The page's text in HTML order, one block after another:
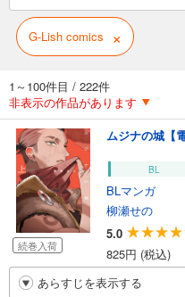
G-Lish comics ×
1～100件目 / 222件
非表示の作品があります
続巻入荷
ムジナの城【
BL
BLマンガ
柳瀬せの
5.0
825円 (税込)
あらすじを表示する